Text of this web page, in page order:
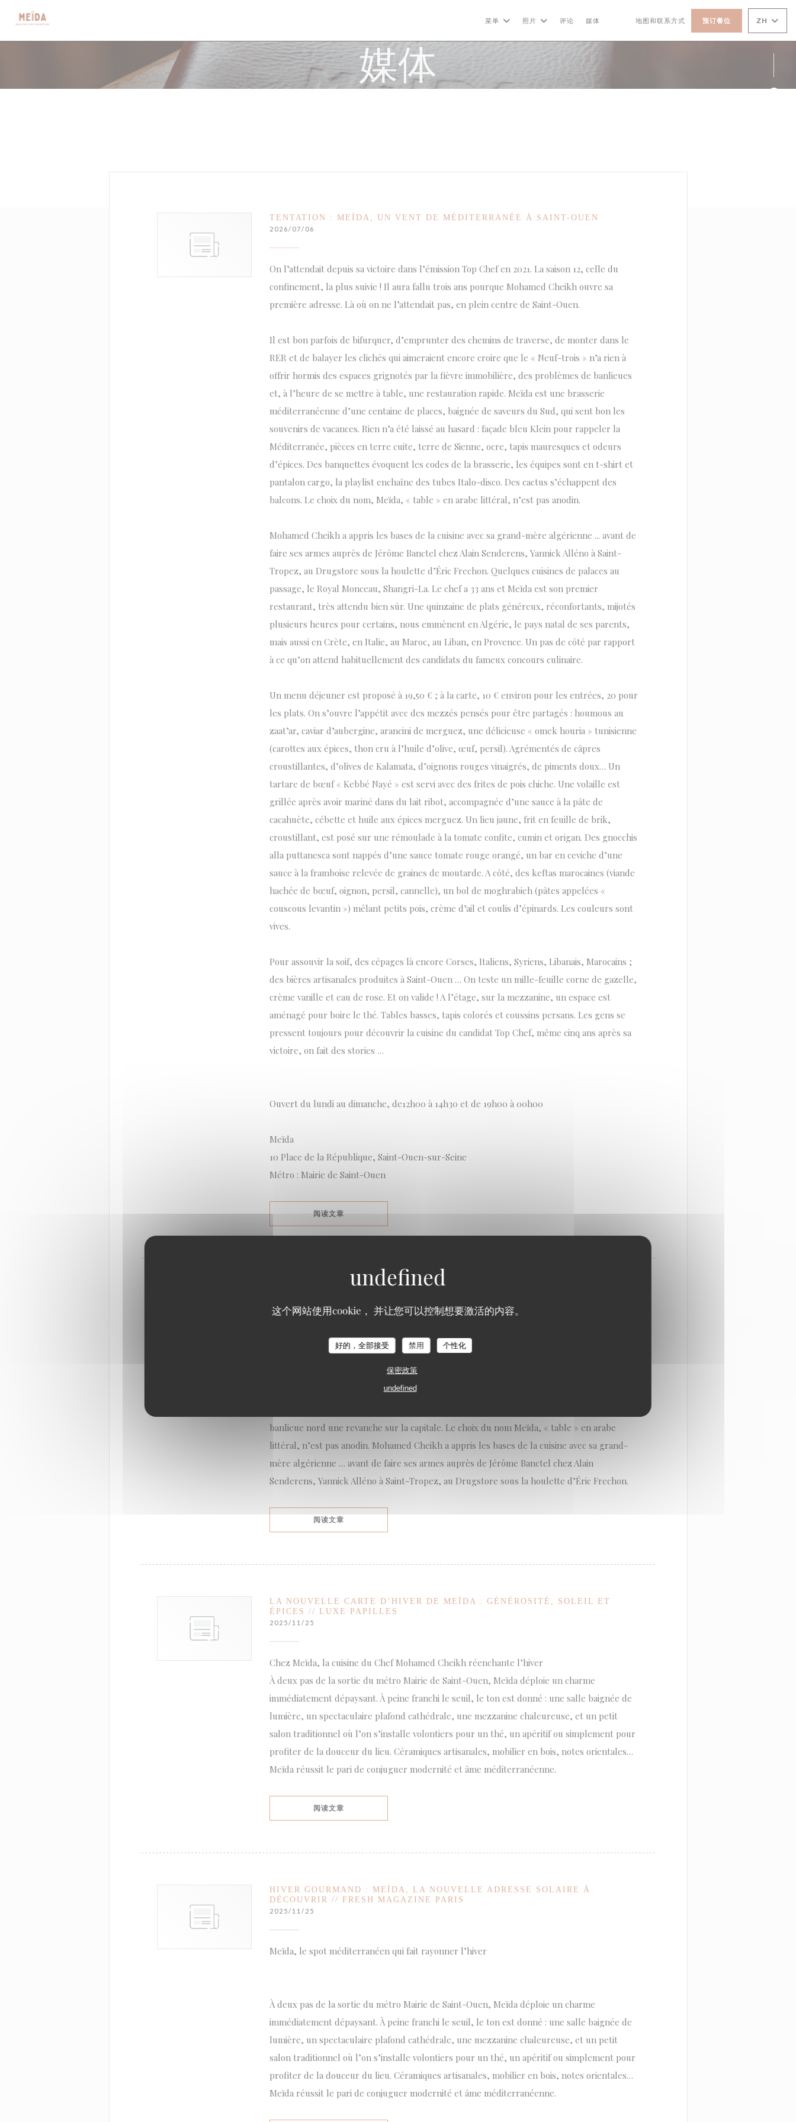
Cookie管理面板
这个网站使用cookie， 并让您可以控制想要激活的内容。
好的，全部接受 禁用 个性化
保密政策
undefined
菜单 照片 评论 媒体
((在新窗口中打开))
((在新窗口中打开))
地图和联系方式 预订餐位 ZH
媒体
TENTATION : MEÏDA, UN VENT DE MÉDITERRANÉE À SAINT-OUEN
2026/07/06
On l’attendait depuis sa victoire dans l’émission Top Chef en 2021. La saison 12, celle du
confinement, la plus suivie ! Il aura fallu trois ans pourque Mohamed Cheikh ouvre sa
première adresse. Là où on ne l’attendait pas, en plein centre de Saint-Ouen.
Il est bon parfois de bifurquer, d’emprunter des chemins de traverse, de monter dans le
RER et de balayer les clichés qui aimeraient encore croire que le « Neuf-trois » n’a rien à
offrir hormis des espaces grignotés par la fièvre immobilière, des problèmes de banlieues
et, à l’heure de se mettre à table, une restauration rapide. Meïda est une brasserie
méditerranéenne d’une centaine de places, baignée de saveurs du Sud, qui sent bon les
souvenirs de vacances. Rien n’a été laissé au hasard : façade bleu Klein pour rappeler la
Méditerranée, pièces en terre cuite, terre de Sienne, ocre, tapis mauresques et odeurs
d’épices. Des banquettes évoquent les codes de la brasserie, les équipes sont en t-shirt et
pantalon cargo, la playlist enchaîne des tubes Italo-disco. Des cactus s’échappent des
balcons. Le choix du nom, Meïda, « table » en arabe littéral, n’est pas anodin.
Mohamed Cheikh a appris les bases de la cuisine avec sa grand-mère algérienne ... avant de
faire ses armes auprès de Jérôme Banctel chez Alain Senderens, Yannick Alléno à Saint-
Tropez, au Drugstore sous la houlette d’Éric Frechon. Quelques cuisines de palaces au
passage, le Royal Monceau, Shangri-La. Le chef a 33 ans et Meïda est son premier
restaurant, très attendu bien sûr. Une quinzaine de plats généreux, réconfortants, mijotés
plusieurs heures pour certains, nous emmènent en Algérie, le pays natal de ses parents,
mais aussi en Crète, en Italie, au Maroc, au Liban, en Provence. Un pas de côté par rapport
à ce qu’on attend habituellement des candidats du fameux concours culinaire.
Un menu déjeuner est proposé à 19,50 € ; à la carte, 10 € environ pour les entrées, 20 pour
les plats. On s’ouvre l’appétit avec des mezzés pensés pour être partagés : houmous au
zaat’ar, caviar d’aubergine, arancini de merguez, une délicieuse « omek houria » tunisienne
(carottes aux épices, thon cru à l’huile d’olive, œuf, persil). Agrémentés de câpres
croustillantes, d’olives de Kalamata, d’oignons rouges vinaigrés, de piments doux… Un
tartare de bœuf « Kebbé Nayé » est servi avec des frites de pois chiche. Une volaille est
grillée après avoir mariné dans du lait ribot, accompagnée d’une sauce à la pâte de
cacahuète, cébette et huile aux épices merguez. Un lieu jaune, frit en feuille de brik,
croustillant, est posé sur une rémoulade à la tomate confite, cumin et origan. Des gnocchis
alla puttanesca sont nappés d’une sauce tomate rouge orangé, un bar en ceviche d’une
sauce à la framboise relevée de graines de moutarde. A côté, des keftas marocaines (viande
hachée de bœuf, oignon, persil, cannelle), un bol de moghrabieh (pâtes appelées «
couscous levantin ») mêlant petits pois, crème d’ail et coulis d’épinards. Les couleurs sont
vives.
Pour assouvir la soif, des cépages là encore Corses, Italiens, Syriens, Libanais, Marocains ;
des bières artisanales produites à Saint-Ouen … On teste un mille-feuille corne de gazelle,
crème vanille et eau de rose. Et on valide ! A l’étage, sur la mezzanine, un espace est
aménagé pour boire le thé. Tables basses, tapis colorés et coussins persans. Les gens se
pressent toujours pour découvrir la cuisine du candidat Top Chef, même cinq ans après sa
victoire, on fait des stories …
Ouvert du lundi au dimanche, de12h00 à 14h30 et de 19h00 à 00h00
Meïda
10 Place de la République, Saint-Ouen-sur-Seine
Métro : Mairie de Saint-Ouen
阅读文章((在新窗口中打开))
SEINE SAINT DENIS // LES HARDIS
2026/05/27
Meïda à Saint-Ouen
On l’attendait depuis sa victoire dans l’émission Top Chef en 2021. La saison 12, celle du
confinement, la plus suivie ! Il aura fallu trois ans pour que Mohamed Cheikh ouvre sa
banlieue nord une revanche sur la capitale. Le choix du nom Meïda, « table » en arabe
littéral, n’est pas anodin. Mohamed Cheikh a appris les bases de la cuisine avec sa grand-
mère algérienne … avant de faire ses armes auprès de Jérôme Banctel chez Alain
Senderens, Yannick Alléno à Saint-Tropez, au Drugstore sous la houlette d’Éric Frechon.
阅读文章((在新窗口中打开))
LA NOUVELLE CARTE D’HIVER DE MEÏDA : GÉNÉROSITÉ, SOLEIL ET
ÉPICES // LUXE PAPILLES
2025/11/25
Chez Meïda, la cuisine du Chef Mohamed Cheikh réenchante l’hiver
À deux pas de la sortie du métro Mairie de Saint-Ouen, Meïda déploie un charme
immédiatement dépaysant. À peine franchi le seuil, le ton est donné : une salle baignée de
lumière, un spectaculaire plafond cathédrale, une mezzanine chaleureuse, et un petit
salon traditionnel où l’on s’installe volontiers pour un thé, un apéritif ou simplement pour
profiter de la douceur du lieu. Céramiques artisanales, mobilier en bois, notes orientales…
Meïda réussit le pari de conjuguer modernité et âme méditerranéenne.
阅读文章((在新窗口中打开))
HIVER GOURMAND : MEÏDA, LA NOUVELLE ADRESSE SOLAIRE À
DÉCOUVRIR // FRESH MAGAZINE PARIS
2025/11/25
Meïda, le spot méditerranéen qui fait rayonner l’hiver
À deux pas de la sortie du métro Mairie de Saint-Ouen, Meïda déploie un charme
immédiatement dépaysant. À peine franchi le seuil, le ton est donné : une salle baignée de
lumière, un spectaculaire plafond cathédrale, une mezzanine chaleureuse, et un petit
salon traditionnel où l’on s’installe volontiers pour un thé, un apéritif ou simplement pour
profiter de la douceur du lieu. Céramiques artisanales, mobilier en bois, notes orientales…
Meïda réussit le pari de conjuguer modernité et âme méditerranéenne.